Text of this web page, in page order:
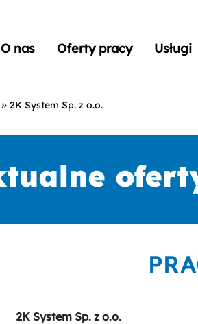
O nas Oferty pracy Usługi
» 2K System Sp. z o.o.
2K System Sp. z o.o.